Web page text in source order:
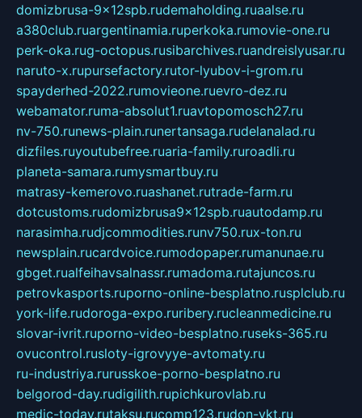
domizbrusa-9x12spb.rudemaholding.ruaalse.ru
a380club.ruargentinamia.ruperkoka.rumovie-one.ru
perk-oka.rug-octopus.rusibarchives.ruandreislyusar.ru
naruto-x.rupursefactory.rutor-lyubov-i-grom.ru
spayderhed-2022.rumovieone.ruevro-dez.ru
webamator.ruma-absolut1.ruavtopomosch27.ru
nv-750.runews-plain.runertansaga.rudelanalad.ru
dizfiles.ruyoutubefree.ruaria-family.ruroadli.ru
planeta-samara.rumysmartbuy.ru
matrasy-kemerovo.ruashanet.rutrade-farm.ru
dotcustoms.rudomizbrusa9x12spb.ruautodamp.ru
narasimha.rudjcommodities.runv750.rux-ton.ru
newsplain.rucardvoice.rumodopaper.rumanunae.ru
gbget.rualfeihavsalnassr.rumadoma.rutajuncos.ru
petrovkasports.ruporno-online-besplatno.rusplclub.ru
york-life.rudoroga-expo.ruribery.rucleanmedicine.ru
slovar-ivrit.ruporno-video-besplatno.ruseks-365.ru
ovucontrol.rusloty-igrovyye-avtomaty.ru
ru-industriya.rurusskoe-porno-besplatno.ru
belgorod-day.rudigilith.rupichkurovlab.ru
medic-today.rutaksu.rucomp123.rudon-ykt.ru